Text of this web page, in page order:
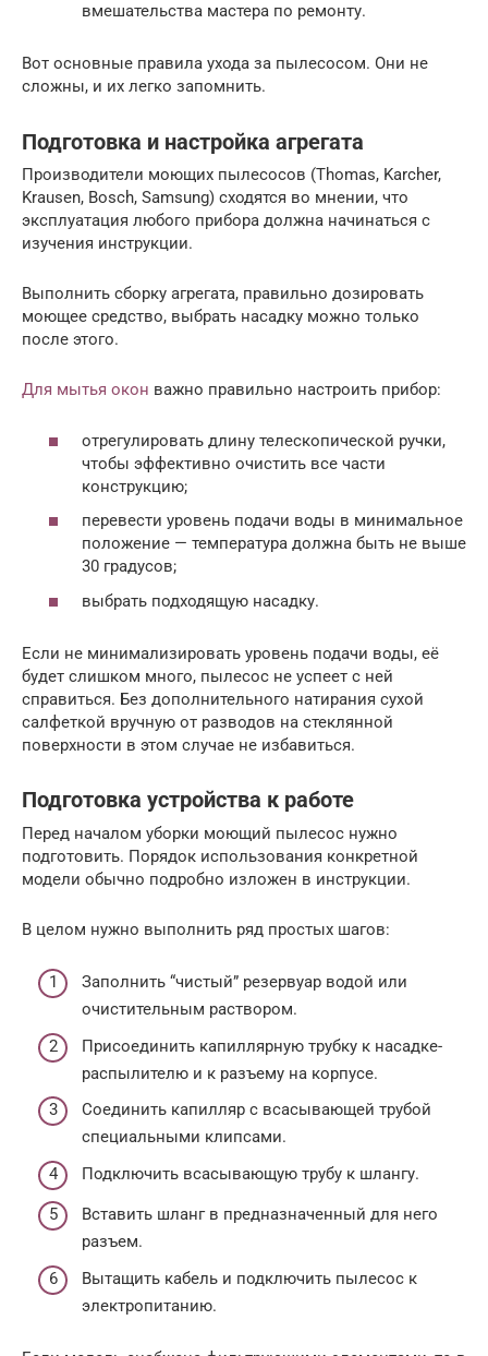
вмешательства мастера по ремонту.
Вот основные правила ухода за пылесосом. Они не
сложны, и их легко запомнить.
Подготовка и настройка агрегата
Производители моющих пылесосов (Thomas, Karcher,
Krausen, Bosch, Samsung) сходятся во мнении, что
эксплуатация любого прибора должна начинаться с
изучения инструкции.
Выполнить сборку агрегата, правильно дозировать
моющее средство, выбрать насадку можно только
после этого.
Для мытья окон важно правильно настроить прибор:
отрегулировать длину телескопической ручки,
чтобы эффективно очистить все части
конструкцию;
перевести уровень подачи воды в минимальное
положение — температура должна быть не выше
30 градусов;
выбрать подходящую насадку.
Если не минимализировать уровень подачи воды, её
будет слишком много, пылесос не успеет с ней
справиться. Без дополнительного натирания сухой
салфеткой вручную от разводов на стеклянной
поверхности в этом случае не избавиться.
Подготовка устройства к работе
Перед началом уборки моющий пылесос нужно
подготовить. Порядок использования конкретной
модели обычно подробно изложен в инструкции.
В целом нужно выполнить ряд простых шагов:
Заполнить “чистый” резервуар водой или
очистительным раствором.
Присоединить капиллярную трубку к насадке-
распылителю и к разъему на корпусе.
Соединить капилляр с всасывающей трубой
специальными клипсами.
Подключить всасывающую трубу к шлангу.
Вставить шланг в предназначенный для него
разъем.
Вытащить кабель и подключить пылесос к
электропитанию.